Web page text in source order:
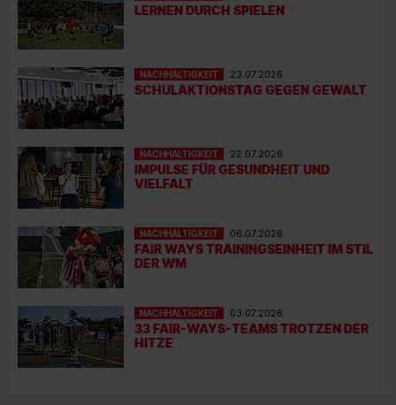
LERNEN DURCH SPIELEN
NACHHALTIGKEIT 23.07.2026
SCHULAKTIONSTAG GEGEN GEWALT
NACHHALTIGKEIT 22.07.2026
IMPULSE FÜR GESUNDHEIT UND
VIELFALT
NACHHALTIGKEIT 06.07.2026
FAIR WAYS TRAININGSEINHEIT IM STIL
DER WM
NACHHALTIGKEIT 03.07.2026
33 FAIR-WAYS-TEAMS TROTZEN DER
HITZE